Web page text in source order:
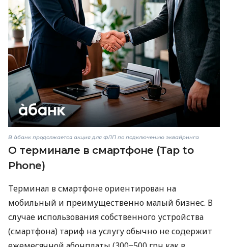
В àбанк продолжается акция для ФЛП по подключению эквайринга
О терминале в смартфоне (Tap to
Phone)
Терминал в смартфоне ориентирован на
мобильный и преимущественно малый бизнес. В
случае использования собственного устройства
(смартфона) тариф на услугу обычно не содержит